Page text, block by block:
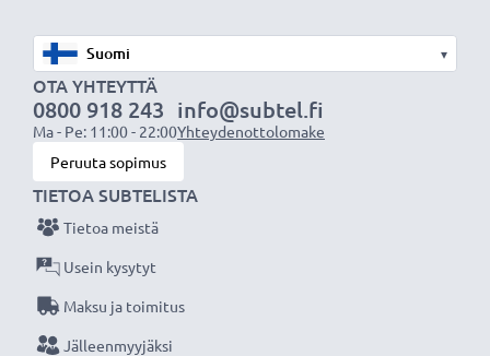
★ 3 vuoden takuu
Olemme vuonna 2004 perustettu kansainvälinen
verkkokauppa, joka tarjoaa laadukkaita tuotteita, ja
siksi tarjoamme 36 kuukauden takuun!
▾
OTA YHTEYTTÄ
0800 918 243
Ma - Pe: 11:00 - 22:00
info@subtel.fi
Yhteydenottolomake
Peruuta sopimus
TIETOA SUBTELISTA
Tietoa meistä
Usein kysytyt
Maksu ja toimitus
Jälleenmyyjäksi